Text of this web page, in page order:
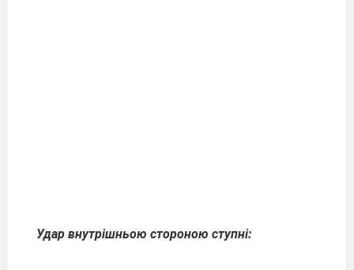
Удар внутрішньою стороною ступні: